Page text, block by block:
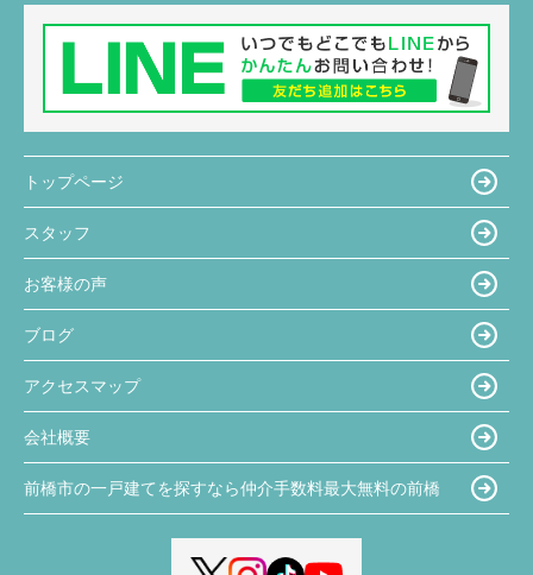
トップページ
スタッフ
お客様の声
ブログ
アクセスマップ
会社概要
前橋市の一戸建てを探すなら仲介手数料最大無料の前橋